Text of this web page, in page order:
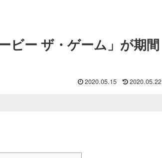
ビー ザ・ゲーム」が期間
2020.05.15 2020.05.22